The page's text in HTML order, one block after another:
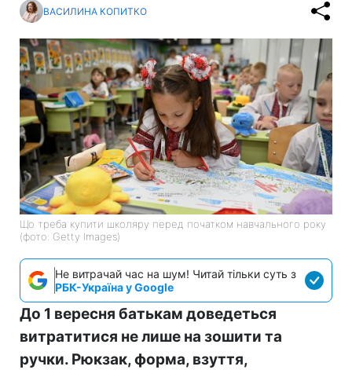
ВАСИЛИНА КОПИТКО
Що треба купити школяру перед початком навчального року
(фото: Getty Images)
Не витрачай час на шум! Читай тільки суть з
РБК-Україна у Google
До 1 вересня батькам доведеться
витратитися не лише на зошити та
ручки. Рюкзак, форма, взуття,